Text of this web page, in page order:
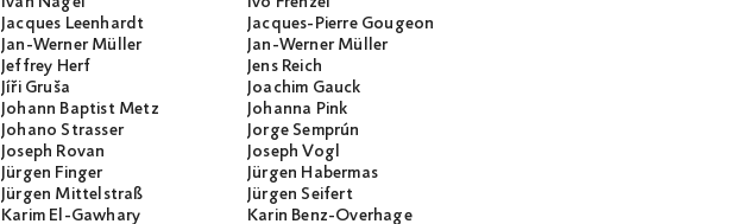
Jacques Leenhardt
Jacques-Pierre Gougeon
Jan-Werner Müller
Jan-Werner Müller
Jeffrey Herf
Jens Reich
Jíři Gruša
Joachim Gauck
Johann Baptist Metz
Johanna Pink
Johano Strasser
Jorge Semprún
Joseph Rovan
Joseph Vogl
Jürgen Finger
Jürgen Habermas
Jürgen Mittelstraß
Jürgen Seifert
Karim El-Gawhary
Karin Benz-Overhage